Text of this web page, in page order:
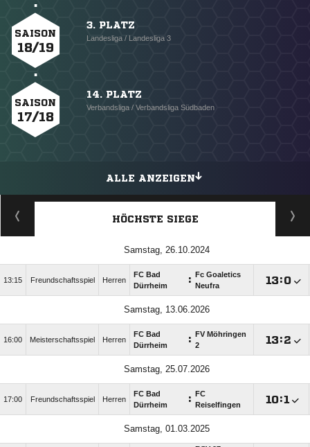
SAISON
18/19
3. PLATZ
Landesliga / Landesliga 3
SAISON
17/18
14. PLATZ
Verbandsliga / Verbandsliga Südbaden
ALLE ANZEIGEN
HÖCHSTE SIEGE
Samstag, 26.10.2024
13:15 Freundschaftsspiel Herren
FC Bad
Dürrheim
:
Fc Goaletics
Neufra
:
Samstag, 13.06.2026
16:00 Meisterschaftsspiel Herren
FC Bad
Dürrheim
:
FV Möhringen
2
:
Samstag, 25.07.2026
17:00 Freundschaftsspiel Herren
FC Bad
Dürrheim
:
FC
Reiselfingen
:
Samstag, 01.03.2025